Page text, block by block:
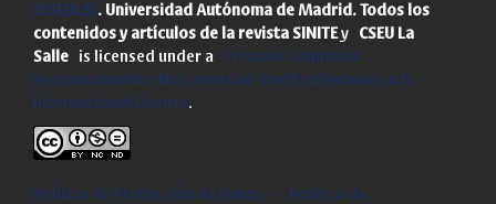
(CSEULS). Universidad Autónoma de Madrid. Todos los
contenidos y artículos de la revista SINITEy CSEU La
Salle is licensed under a Creative Commons
Reconocimiento-NoComercial-SinObraDerivada 4.0
Internacional License.
Política de Protección de Datos -
Politica de